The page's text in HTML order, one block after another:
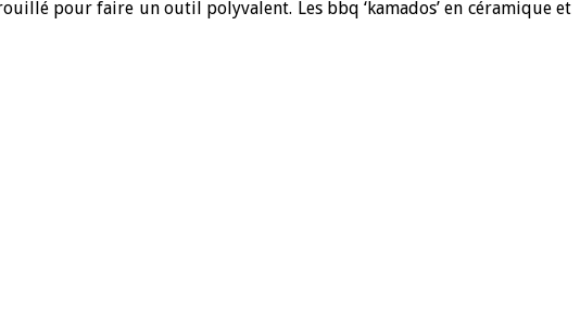
pour faire un outil polyvalent. Les bbq ‘kamados’ en céramique et